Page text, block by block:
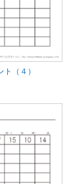
（４）